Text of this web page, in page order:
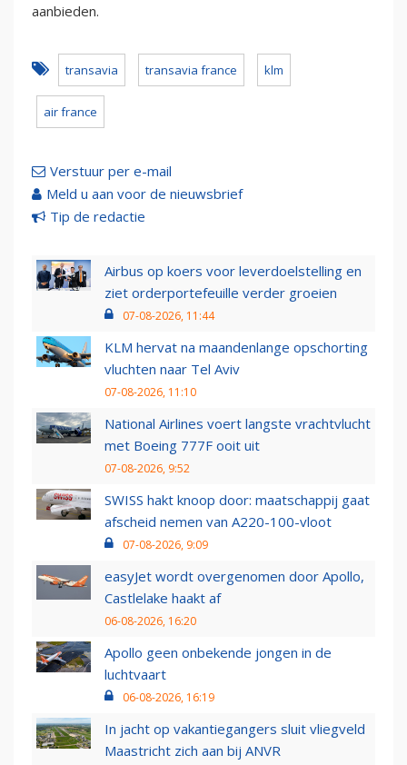
aanbieden.
transavia transavia france klm
air france
Verstuur per e-mail
Meld u aan voor de nieuwsbrief
Tip de redactie
Airbus op koers voor leverdoelstelling en
ziet orderportefeuille verder groeien
07-08-2026, 11:44
KLM hervat na maandenlange opschorting
vluchten naar Tel Aviv
07-08-2026, 11:10
National Airlines voert langste vrachtvlucht
met Boeing 777F ooit uit
07-08-2026, 9:52
SWISS hakt knoop door: maatschappij gaat
afscheid nemen van A220-100-vloot
07-08-2026, 9:09
easyJet wordt overgenomen door Apollo,
Castlelake haakt af
06-08-2026, 16:20
Apollo geen onbekende jongen in de
luchtvaart
06-08-2026, 16:19
In jacht op vakantiegangers sluit vliegveld
Maastricht zich aan bij ANVR